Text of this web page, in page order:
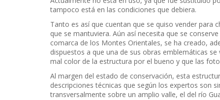
tampoco está en las condiciones que debiera.
Tanto es así que cuentan que se quiso vender para
que se mantuviera. Aún así necesita que se
comarca de los Montes Orientales, se ha creado,
dispuestos a que una de sus obras emblemáticas
mal color de la estructura por el bueno y que las
Al margen del estado de conservación, esta
descripciones técnicas que según los expertos son
transversalmente sobre un amplio valle, el del río